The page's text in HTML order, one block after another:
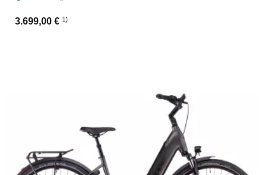
3.699,00 € 1)